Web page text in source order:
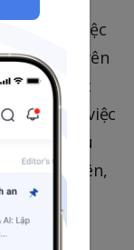
là một việc
viên và tuyên
phải được
chức, và việc
vào nhiều
thành viên,
sự tin